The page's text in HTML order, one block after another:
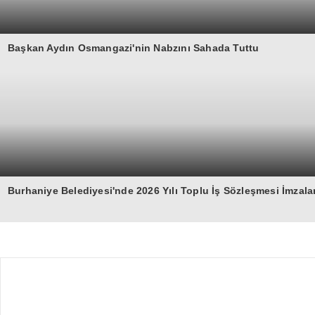
Başkan Aydın Osmangazi'nin Nabzını Sahada Tuttu
Burhaniye Belediyesi'nde 2026 Yılı Toplu İş Sözleşmesi